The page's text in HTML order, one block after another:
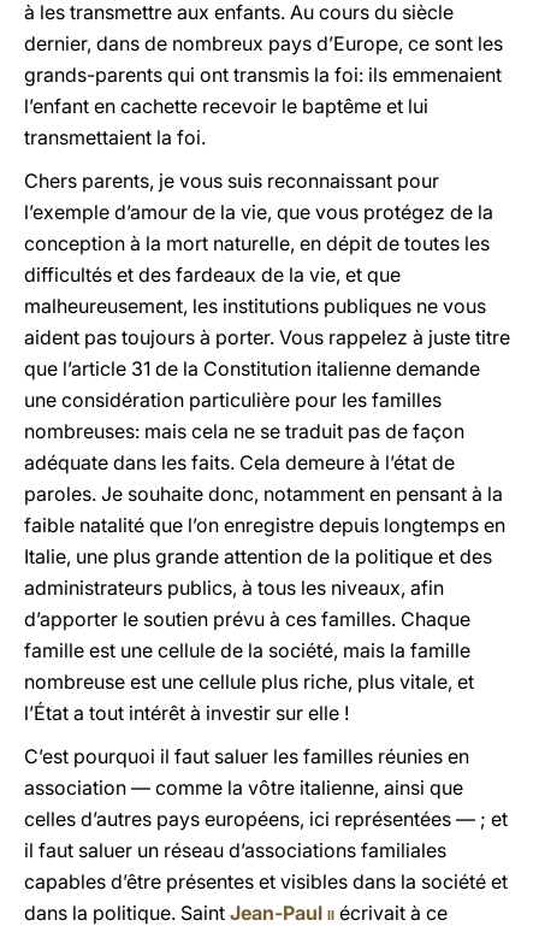
à les transmettre aux enfants. Au cours du siècle
dernier, dans de nombreux pays d’Europe, ce sont les
grands-parents qui ont transmis la foi: ils emmenaient
l’enfant en cachette recevoir le baptême et lui
transmettaient la foi.
Chers parents, je vous suis reconnaissant pour
l’exemple d’amour de la vie, que vous protégez de la
conception à la mort naturelle, en dépit de toutes les
difficultés et des fardeaux de la vie, et que
malheureusement, les institutions publiques ne vous
aident pas toujours à porter. Vous rappelez à juste titre
que l’article 31 de la Constitution italienne demande
une considération particulière pour les familles
nombreuses: mais cela ne se traduit pas de façon
adéquate dans les faits. Cela demeure à l’état de
paroles. Je souhaite donc, notamment en pensant à la
faible natalité que l’on enregistre depuis longtemps en
Italie, une plus grande attention de la politique et des
administrateurs publics, à tous les niveaux, afin
d’apporter le soutien prévu à ces familles. Chaque
famille est une cellule de la société, mais la famille
nombreuse est une cellule plus riche, plus vitale, et
l’État a tout intérêt à investir sur elle !
C’est pourquoi il faut saluer les familles réunies en
association — comme la vôtre italienne, ainsi que
celles d’autres pays européens, ici représentées — ; et
il faut saluer un réseau d’associations familiales
capables d’être présentes et visibles dans la société et
dans la politique. Saint Jean-Paul ii écrivait à ce